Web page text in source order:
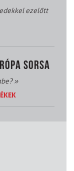
ezelőtt
SORSA
»